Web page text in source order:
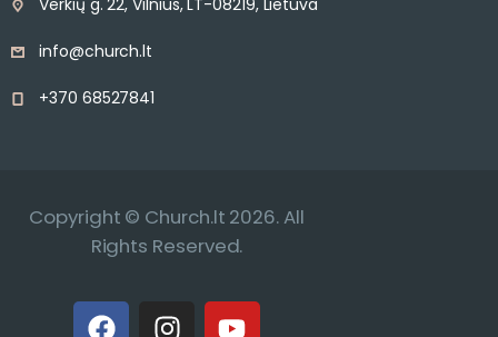
Verkių g. 22, Vilnius, LT-08219, Lietuva
info@church.lt
+370 68527841
Copyright © Church.lt 2026. All
Rights Reserved.